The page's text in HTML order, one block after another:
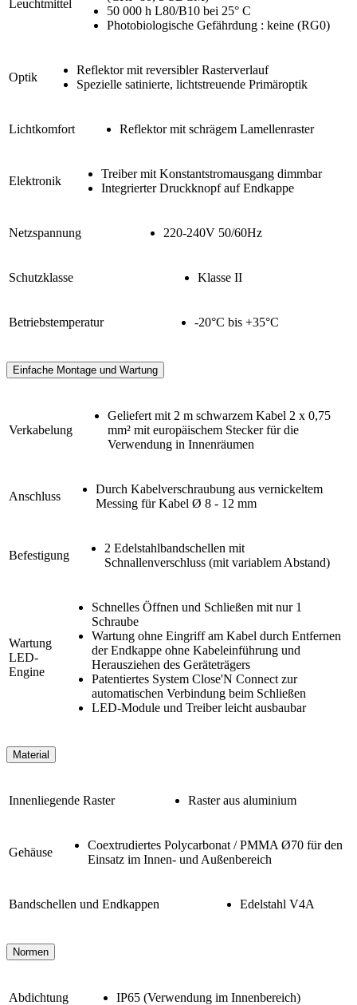
Leuchtmittel
50 000 h L80/B10 bei 25° C
Photobiologische Gefährdung : keine (RG0)
Optik
Reflektor mit reversibler Rasterverlauf
Spezielle satinierte, lichtstreuende Primäroptik
Lichtkomfort Reflektor mit schrägem Lamellenraster
Elektronik
Treiber mit Konstantstromausgang dimmbar
Integrierter Druckknopf auf Endkappe
Netzspannung 220-240V 50/60Hz
Schutzklasse Klasse II
Betriebstemperatur -20°C bis +35°C
Einfache Montage und Wartung
Verkabelung
Geliefert mit 2 m schwarzem Kabel 2 x 0,75
mm² mit europäischem Stecker für die
Verwendung in Innenräumen
Anschluss
Durch Kabelverschraubung aus vernickeltem
Messing für Kabel Ø 8 - 12 mm
Befestigung
2 Edelstahlbandschellen mit
Schnallenverschluss (mit variablem Abstand)
Wartung
LED-
Engine
Schnelles Öffnen und Schließen mit nur 1
Schraube
Wartung ohne Eingriff am Kabel durch Entfernen
der Endkappe ohne Kabeleinführung und
Herausziehen des Geräteträgers
Patentiertes System Close'N Connect zur
automatischen Verbindung beim Schließen
LED-Module und Treiber leicht ausbaubar
Material
Innenliegende Raster Raster aus aluminium
Gehäuse
Coextrudiertes Polycarbonat / PMMA Ø70 für den
Einsatz im Innen- und Außenbereich
Bandschellen und Endkappen Edelstahl V4A
Normen
Abdichtung IP65 (Verwendung im Innenbereich)